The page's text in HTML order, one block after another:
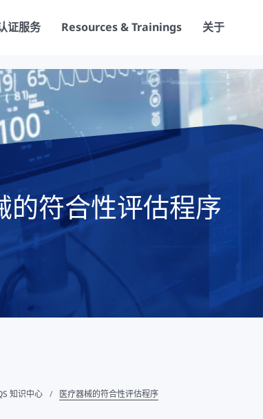
证服务 Resources & Trainings 关于
的符合性评估程序
知识中心 医疗器械的符合性评估程序